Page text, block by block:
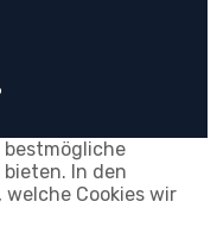
bestmögliche
In den
Cookies wir